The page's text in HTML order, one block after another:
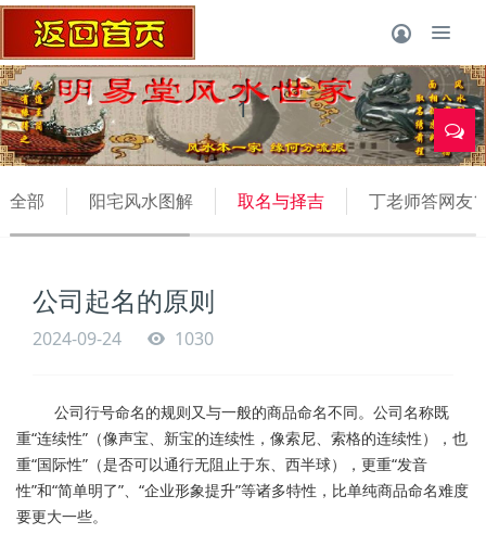
1
全部 阳宅风水图解 取名与择吉 丁老师答网友
公司起名的原则
2024-09-24 1030
公司行号命名的规则又与一般的商品命名不同。公司名称既
重“连续性”（像声宝、新宝的连续性，像索尼、索格的连续性），也
重“国际性”（是否可以通行无阻止于东、西半球），更重“发音
性”和“简单明了”、“企业形象提升”等诸多特性，比单纯商品命名难度
要更大一些。